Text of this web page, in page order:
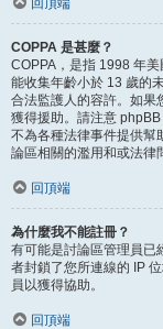
回頂端
COPPA 是甚麼？
COPPA，是指 1998 年
能收集年齡小於 13 歲的
合法監護人的容許。如果
獲得援助。請注意
不為各種法律事件提供幫
論區相關的濫用和或法律
回頂端
為什麼我不能註冊？
有可能是討論區管理員已
者封鎖了您所連線的 IP
員以獲得協助。
回頂端